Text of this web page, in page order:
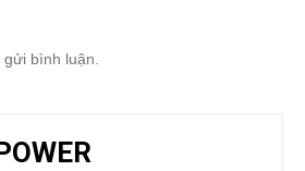
gửi bình luận.